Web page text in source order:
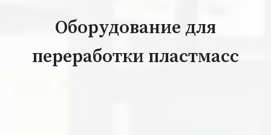
Оборудование для
переработки пластмасс